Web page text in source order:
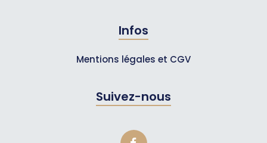
Infos
Mentions légales et CGV
Suivez-nous